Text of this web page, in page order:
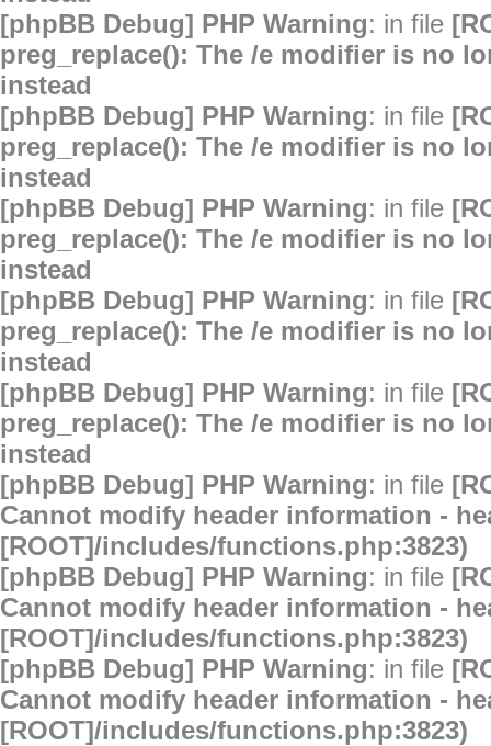
[phpBB Debug] PHP Warning: in file
preg_replace(): The /e modifier is no
instead
[phpBB Debug] PHP Warning: in file
preg_replace(): The /e modifier is no
instead
[phpBB Debug] PHP Warning: in file
preg_replace(): The /e modifier is no
instead
[phpBB Debug] PHP Warning: in file
preg_replace(): The /e modifier is no
instead
[phpBB Debug] PHP Warning: in file
preg_replace(): The /e modifier is no
instead
[phpBB Debug] PHP Warning: in file
Cannot modify header information -
[ROOT]/includes/functions.php:3823)
[phpBB Debug] PHP Warning: in file
Cannot modify header information -
[ROOT]/includes/functions.php:3823)
[phpBB Debug] PHP Warning: in file
Cannot modify header information -
[ROOT]/includes/functions.php:3823)